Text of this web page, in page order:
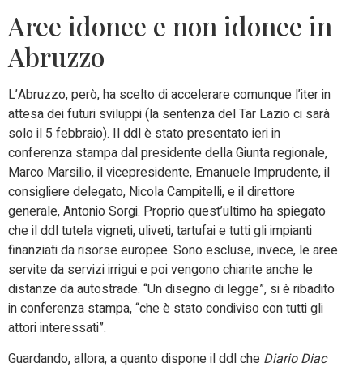
Aree idonee e non idonee in
Abruzzo
L’Abruzzo, però, ha scelto di accelerare comunque l’iter in
attesa dei futuri sviluppi (la sentenza del Tar Lazio ci sarà
solo il 5 febbraio). Il ddl è stato presentato ieri in
conferenza stampa dal presidente della Giunta regionale,
Marco Marsilio, il vicepresidente, Emanuele Imprudente, il
consigliere delegato, Nicola Campitelli, e il direttore
generale, Antonio Sorgi. Proprio quest’ultimo ha spiegato
che il ddl tutela vigneti, uliveti, tartufai e tutti gli impianti
finanziati da risorse europee. Sono escluse, invece, le aree
servite da servizi irrigui e poi vengono chiarite anche le
distanze da autostrade. “Un disegno di legge”, si è ribadito
in conferenza stampa, “che è stato condiviso con tutti gli
attori interessati”.
Guardando, allora, a quanto dispone il ddl che Diario Diac